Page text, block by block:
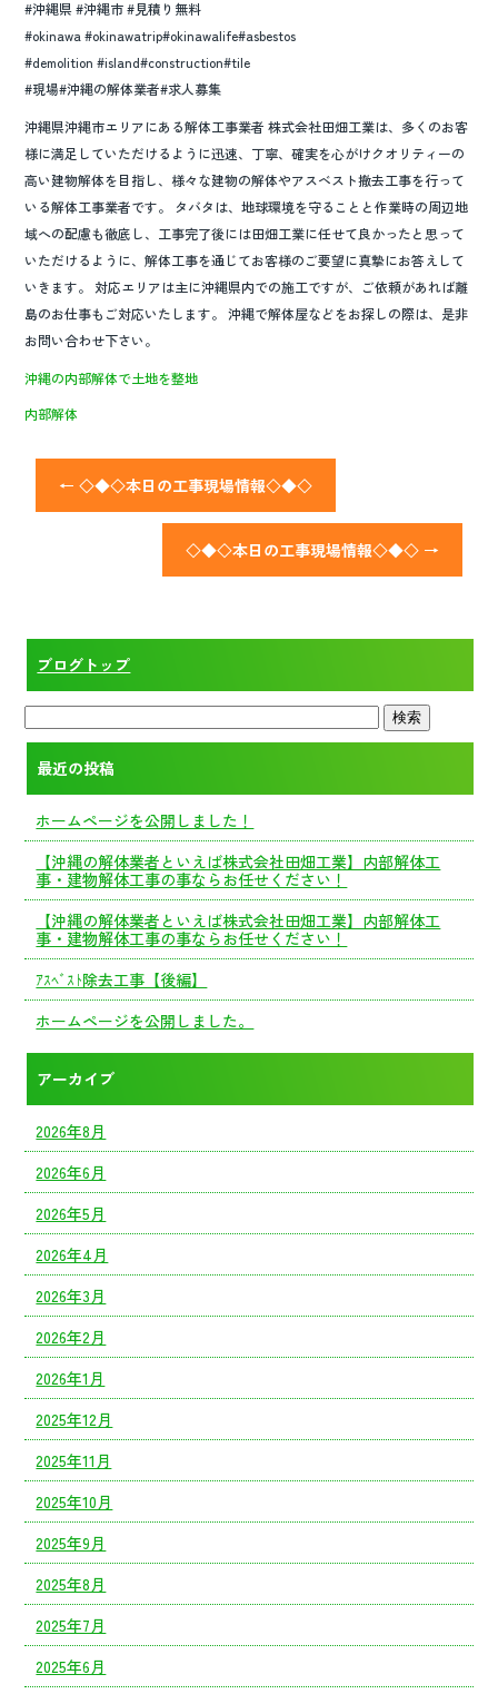
#沖縄県 #沖縄市 #見積り無料
#okinawa #okinawatrip#okinawalife#asbestos
#demolition #island#construction#tile
#現場#沖縄の解体業者#求人募集
沖縄県沖縄市エリアにある解体工事業者 株式会社田畑工業は、多くのお客
様に満足していただけるように迅速、丁寧、確実を心がけクオリティーの
高い建物解体を目指し、様々な建物の解体やアスベスト撤去工事を行って
いる解体工事業者です。 タバタは、地球環境を守ることと作業時の周辺地
域への配慮も徹底し、工事完了後には田畑工業に任せて良かったと思って
いただけるように、解体工事を通じてお客様のご要望に真摯にお答えして
いきます。 対応エリアは主に沖縄県内での施工ですが、ご依頼があれば離
島のお仕事もご対応いたします。 沖縄で解体屋などをお探しの際は、是非
お問い合わせ下さい。
沖縄の内部解体で土地を整地
内部解体
← ◇◆◇本日の工事現場情報◇◆◇
◇◆◇本日の工事現場情報◇◆◇ →
ブログトップ
最近の投稿
ホームページを公開しました！
【沖縄の解体業者といえば株式会社田畑工業】内部解体工
事・建物解体工事の事ならお任せください！
【沖縄の解体業者といえば株式会社田畑工業】内部解体工
事・建物解体工事の事ならお任せください！
ｱｽﾍﾞｽﾄ除去工事【後編】
ホームページを公開しました。
アーカイブ
2026年8月
2026年6月
2026年5月
2026年4月
2026年3月
2026年2月
2026年1月
2025年12月
2025年11月
2025年10月
2025年9月
2025年8月
2025年7月
2025年6月